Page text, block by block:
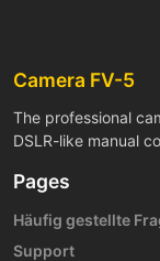
Camera FV-5
The professional
DSLR-like manual
Pages
Häufig gestellte
Support